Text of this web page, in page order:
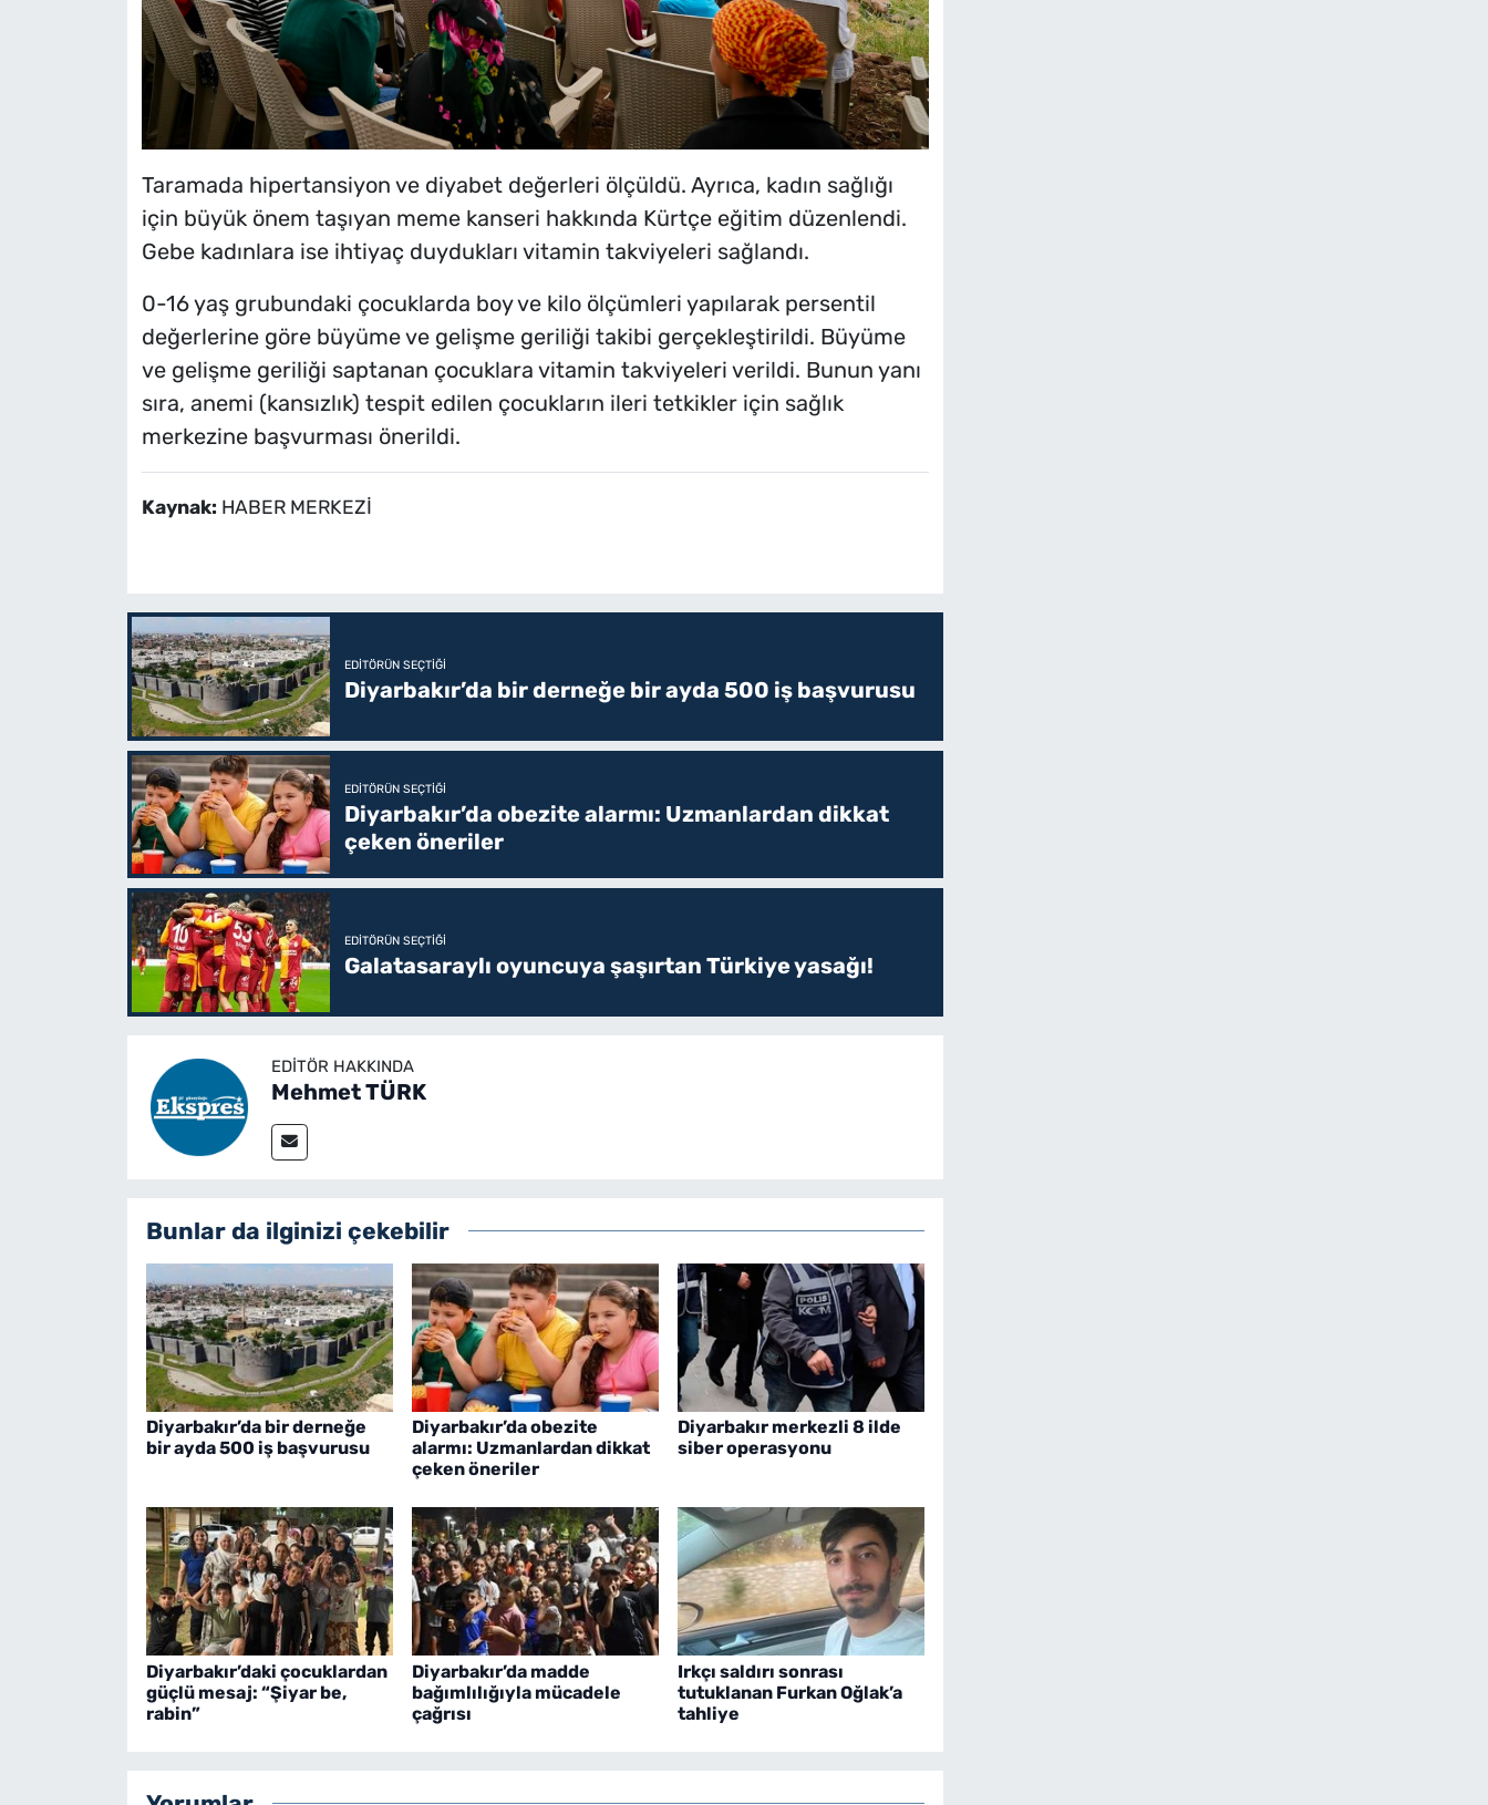
Taramada hipertansiyon ve diyabet değerleri ölçüldü. Ayrıca, kadın sağlığı
için büyük önem taşıyan meme kanseri hakkında Kürtçe eğitim düzenlendi.
Gebe kadınlara ise ihtiyaç duydukları vitamin takviyeleri sağlandı.
0-16 yaş grubundaki çocuklarda boy ve kilo ölçümleri yapılarak persentil
değerlerine göre büyüme ve gelişme geriliği takibi gerçekleştirildi. Büyüme
ve gelişme geriliği saptanan çocuklara vitamin takviyeleri verildi. Bunun yanı
sıra, anemi (kansızlık) tespit edilen çocukların ileri tetkikler için sağlık
merkezine başvurması önerildi.
Kaynak: HABER MERKEZİ
EDITÖRÜN SEÇTIĞI
Diyarbakır’da bir derneğe bir ayda 500 iş başvurusu
EDITÖRÜN SEÇTIĞI
Diyarbakır’da obezite alarmı: Uzmanlardan dikkat
çeken öneriler
EDITÖRÜN SEÇTIĞI
Galatasaraylı oyuncuya şaşırtan Türkiye yasağı!
EDITÖR HAKKINDA
Mehmet TÜRK
Bunlar da ilginizi çekebilir
Diyarbakır’da bir derneğe
bir ayda 500 iş başvurusu
Diyarbakır’da obezite
alarmı: Uzmanlardan dikkat
çeken öneriler
Diyarbakır merkezli 8 ilde
siber operasyonu
Diyarbakır’daki çocuklardan
güçlü mesaj: “Şiyar be,
rabin”
Diyarbakır’da madde
bağımlılığıyla mücadele
çağrısı
Irkçı saldırı sonrası
tutuklanan Furkan Oğlak’a
tahliye